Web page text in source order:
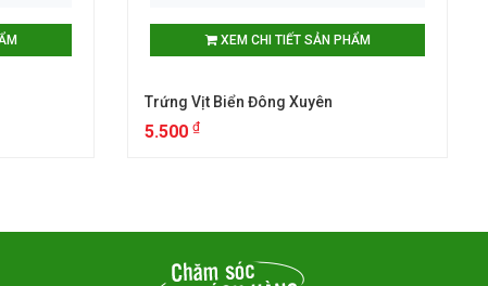
XEM CHI TIẾT SẢN PHẨM
Trứng Vịt Biển Đông Xuyên
5.500 ₫